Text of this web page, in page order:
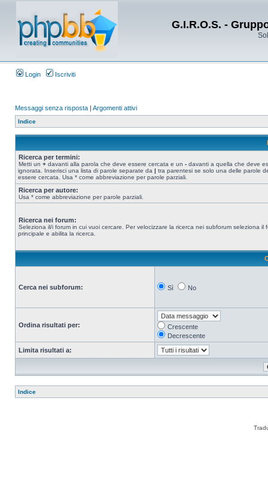
G.I.R.O.S. -
Login Iscriviti
Messaggi senza risposta | Argomenti attivi
Indice
Ricerca per termini:
Metti un + davanti alla parola che deve essere cercata e un - davanti a quella che deve
ignorata. Inserisci una lista di parole separate da | tra parentesi se solo una delle parole
essere cercata. Usa * come abbreviazione per parole parziali.
Ricerca per autore:
Usa * come abbreviazione per parole parziali.
Ricerca nei forum:
Seleziona il/i forum in cui vuoi cercare. Per velocizzare la ricerca nei subforum seleziona il
principale e abilita la ricerca.
Cerca nei subforum: Sì No
Ordina risultati per:
Crescente
Decrescente
Limita risultati a:
Indice